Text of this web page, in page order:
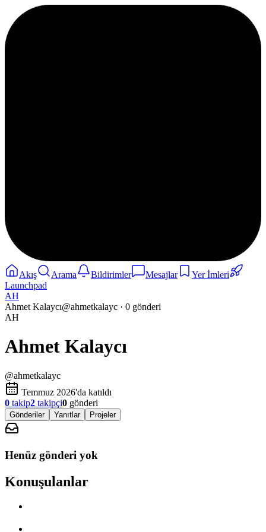
Akış Arama Bildirimler Mesajlar
Yer İmleri
Launchpad
AH
Ahmet Kalaycı@ahmetkalayc · 0 gönderi
AH
Ahmet Kalaycı
@ahmetkalayc
Temmuz 2026'da katıldı
0 takip2 takipçi0 gönderi
Gönderiler Yanıtlar Projeler
Henüz gönderi yok
Konuşulanlar